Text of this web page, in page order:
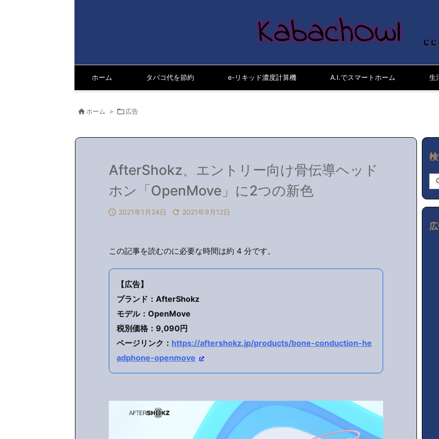
ホーム タバコ代を節約 e-リキッド濃度計算機 A.I.でスマートホーム 生
 ホーム > 広告
AfterShokz、エントリー向け骨伝導ヘッド
ホン「OpenMove」に2つの新色
 2021年1月24日  2021年9月12日
この記事を読むのに必要な時間は約 4 分です。
【広告】
ブランド：AfterShokz
モデル：OpenMove
税別価格：9,090円
ページリンク： https://aftershokz.jp/products/bone-conduction-he
adphone-openmove